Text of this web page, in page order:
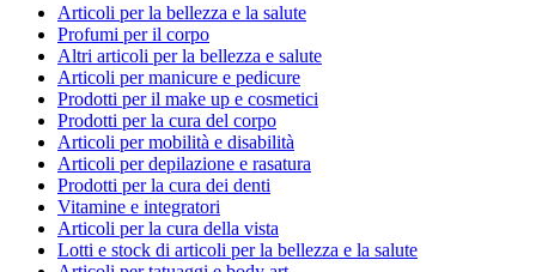
Articoli per la bellezza e la salute
Profumi per il corpo
Altri articoli per la bellezza e salute
Articoli per manicure e pedicure
Prodotti per il make up e cosmetici
Prodotti per la cura del corpo
Articoli per mobilità e disabilità
Articoli per depilazione e rasatura
Prodotti per la cura dei denti
Vitamine e integratori
Articoli per la cura della vista
Lotti e stock di articoli per la bellezza e la salute